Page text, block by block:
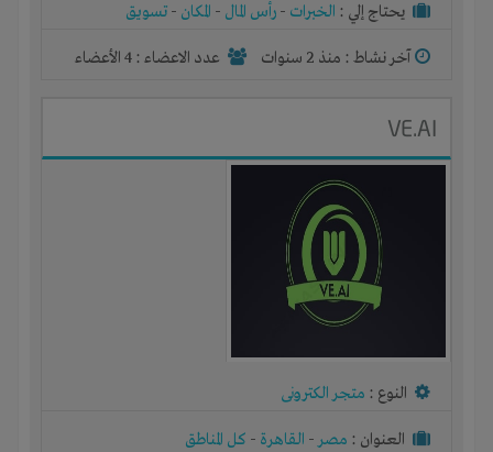
يحتاج إلي : الخبرات - رأس المال - المكان - تسويق
آخر نشاط : منذ 2 سنوات عدد الاعضاء : 4 الأعضاء
VE.AI
النوع : متجر الكترونى
العنوان : مصر- القاهرة - كل المناطق